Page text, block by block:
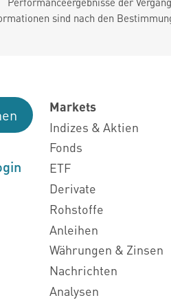
sind nach den
Markets
Indizes & Aktien
Fonds
ETF
Derivate
Rohstoffe
Anleihen
Währungen & Zinsen
Nachrichten
Analysen